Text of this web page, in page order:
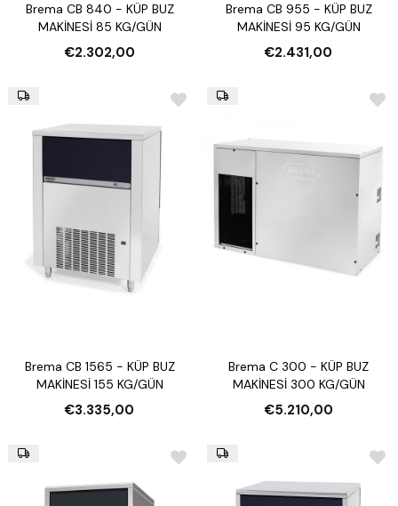
Brema CB 840 - KÜP BUZ
MAKİNESİ 85 KG/GÜN
€2.302,00
Brema CB 955 - KÜP BUZ
MAKİNESİ 95 KG/GÜN
€2.431,00
Brema CB 1565 - KÜP BUZ
MAKİNESİ 155 KG/GÜN
€3.335,00
Brema C 300 - KÜP BUZ
MAKİNESİ 300 KG/GÜN
€5.210,00